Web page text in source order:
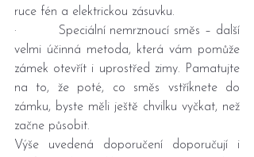
ruce fén a elektrickou zásuvku.
·         Speciální nemrznoucí směs – další
velmi účinná metoda, která vám pomůže
zámek otevřít i uprostřed zimy. Pamatujte
na to, že poté, co směs vstříknete do
zámku, byste měli ještě chvilku vyčkat, než
začne působit.
Výše uvedená doporučení doporučují i